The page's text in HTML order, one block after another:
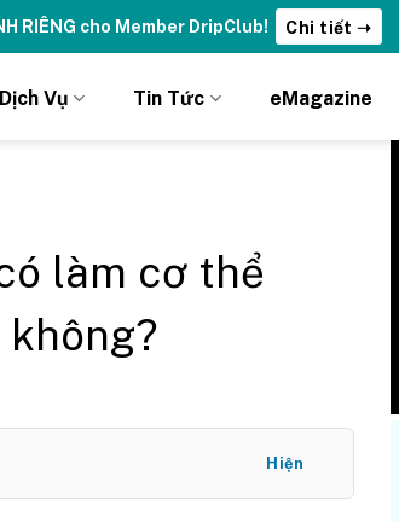
RIÊNG cho Member DripClub! Chi tiết ➝
Dịch Vụ Tin Tức eMagazine
làm cơ thể
Hiện